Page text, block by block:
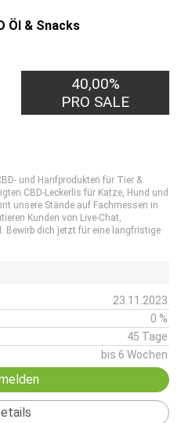
Öl & Snacks
40,00%
PRO SALE
und Hanfprodukten für Tier &
CBD-Leckerlis für Katze, Hund und
unsere Stände auf Fachmessen in
Kunden von Live-Chat,
Bewirb dich jetzt für eine langfristige
23.11.2023
0 %
45 Tage
bis 6 Wochen